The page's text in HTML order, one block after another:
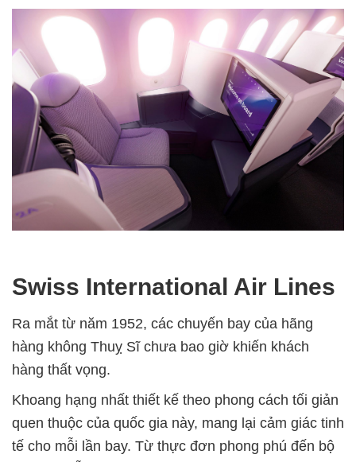
Swiss International Air Lines
Ra mắt từ năm 1952, các chuyến bay của hãng
hàng không Thuỵ Sĩ chưa bao giờ khiến khách
hàng thất vọng.
Khoang hạng nhất thiết kế theo phong cách tối giản
quen thuộc của quốc gia này, mang lại cảm giác tinh
tế cho mỗi lần bay. Từ thực đơn phong phú đến bộ